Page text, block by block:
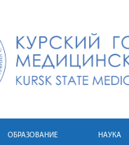
ОБРАЗОВАНИЕ НАУКА